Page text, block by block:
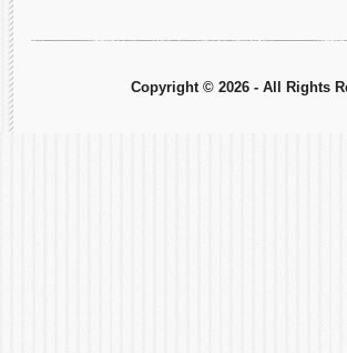
Copyright © 2026 - All Rights